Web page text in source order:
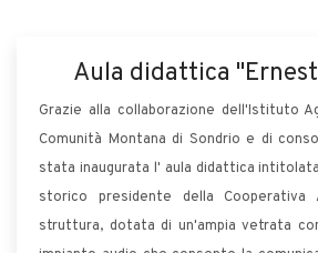
Aula didattica
Grazie alla collaborazione dell'Istituto
Comunità Montana di Sondrio e di
stata inaugurata l' aula didattica
storico presidente della Cooperativa
struttura, dotata di un'ampia vetrata